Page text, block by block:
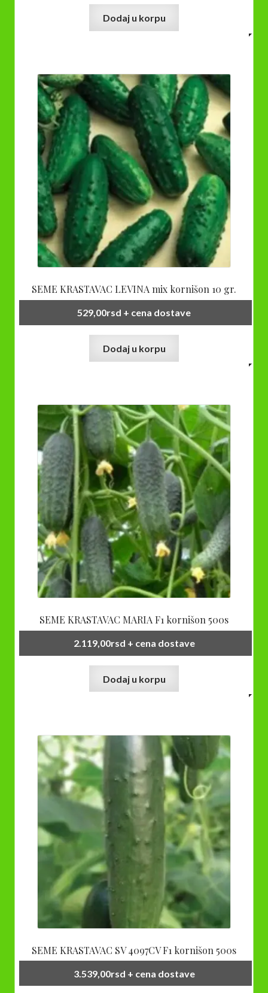
Dodaj u korpu
SEME KRASTAVAC LEVINA mix kornišon 10 gr.
529,00rsd + cena dostave
Dodaj u korpu
SEME KRASTAVAC MARIA F1 kornišon 500s
2.119,00rsd + cena dostave
Dodaj u korpu
SEME KRASTAVAC SV 4097CV F1 kornišon 500s
3.539,00rsd + cena dostave